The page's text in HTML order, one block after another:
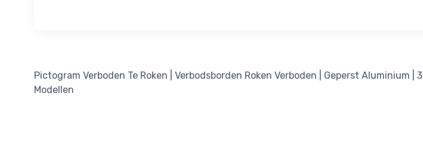
Pictogram Verboden Te Roken | Verbodsborden Roken Verboden | Geperst Aluminium | 3
Modellen